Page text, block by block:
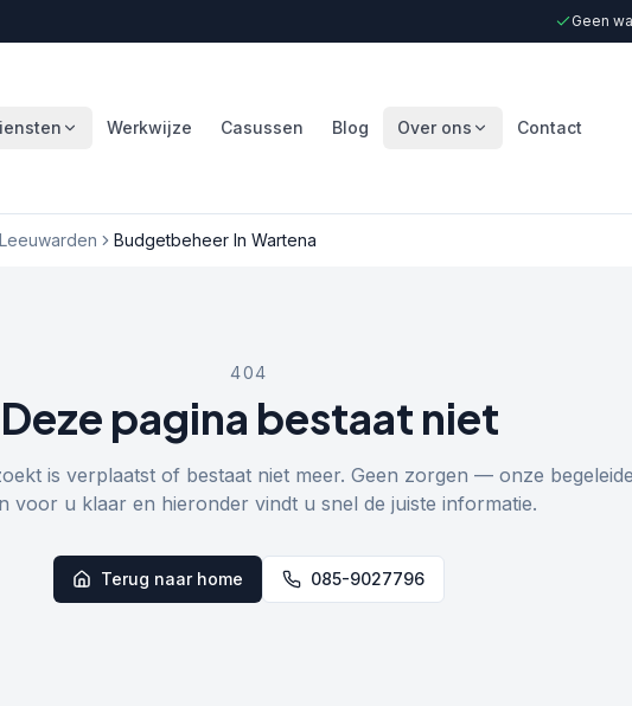
Geen
Werkwijze Casussen Blog Over ons Contact
Budgetbeheer In Wartena
404
Deze pagina bestaat niet
is verplaatst of bestaat niet meer. Geen zorgen — onze
voor u klaar en hieronder vindt u snel de juiste informatie.
Terug naar home 085-9027796